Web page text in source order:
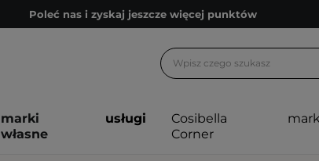
Poleć nas i zyskaj jeszcze więcej punktów
Bezpłatne konsultacje kosmetologiczne
Poleć nas i zyskaj jeszcze więcej punktów
marki
własne
usługi
Cosibella
Corner